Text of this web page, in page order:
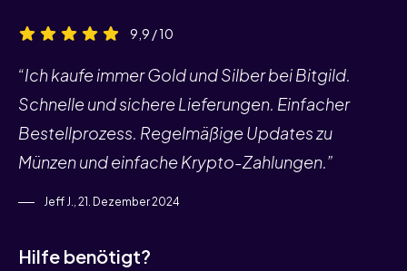
9,9 / 10
“Ich kaufe immer Gold und Silber bei Bitgild.
Schnelle und sichere Lieferungen. Einfacher
Bestellprozess. Regelmäßige Updates zu
Münzen und einfache Krypto-Zahlungen.”
Jeff J., 21. Dezember 2024
Hilfe benötigt?